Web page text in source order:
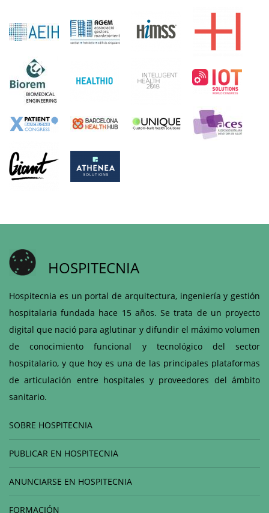
HOSPITECNIA
Hospitecnia es un portal de arquitectura, ingeniería y gestión
hospitalaria fundada hace 15 años. Se trata de un proyecto
digital que nació para aglutinar y difundir el máximo volumen
de conocimiento funcional y tecnológico del sector
hospitalario, y que hoy es una de las principales plataformas
de articulación entre hospitales y proveedores del ámbito
sanitario.
SOBRE HOSPITECNIA
PUBLICAR EN HOSPITECNIA
ANUNCIARSE EN HOSPITECNIA
FORMACIÓN